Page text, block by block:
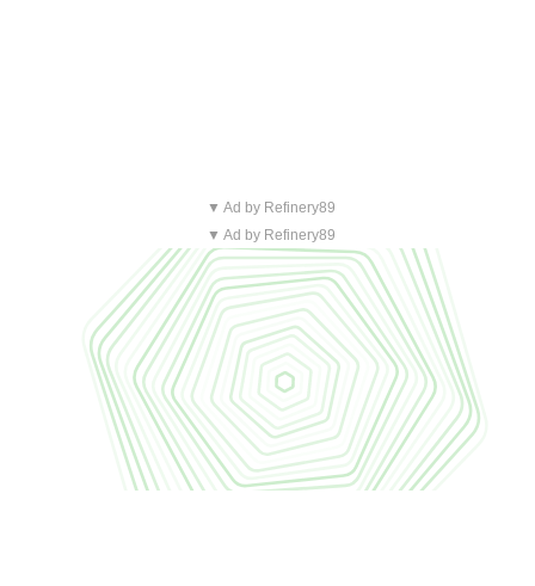
▼ Ad by Refinery89
▼ Ad by Refinery89